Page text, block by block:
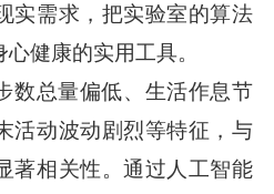
实需求，把实验室的算法
健康的实用工具。
数总量偏低、生活作息节
活动波动剧烈等特征，与
著相关性。通过人工智能